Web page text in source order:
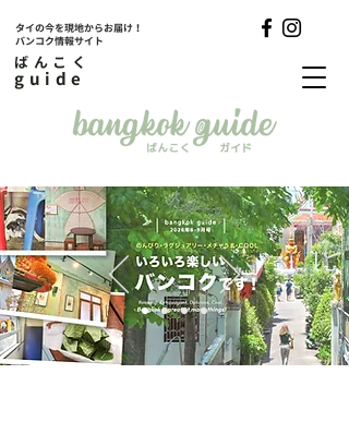
タイの今を現地からお届け！
バンコク情報サイト
ばんこく
guide